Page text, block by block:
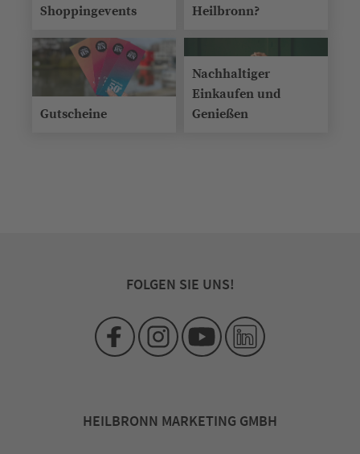
Shoppingevents
Heilbronn?
Gutscheine
Nachhaltiger
Einkaufen und
Genießen
FOLGEN SIE UNS!
HEILBRONN MARKETING GMBH